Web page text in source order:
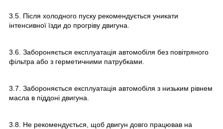
3.5. Після холодного пуску рекомендується уникати
інтенсивної їзди до прогріву двигуна.
3.6. Забороняється експлуатація автомобіля без повітряного
фільтра або з герметичними патрубками.
3.7. Забороняється експлуатація автомобіля з низьким рівнем
масла в піддоні двигуна.
3.8. Не рекомендується, щоб двигун довго працював на